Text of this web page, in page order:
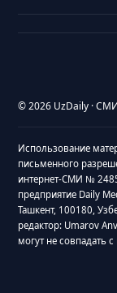
© 2026 UzDaily ·
Использование
письменного
интернет-СМИ №
предприятие Daily
Ташкент, 100180,
редактор: Umarov
могут не совпадать